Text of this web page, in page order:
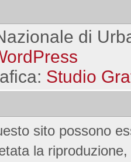
di
Studio
sito possono
la